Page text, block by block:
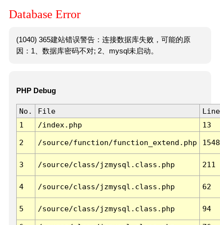
Database Error
(1040) 365建站错误警告：连接数据库失败，可能的原
因：1、数据库密码不对; 2、mysql未启动。
PHP Debug
No. File
Line
1
/index.php 13
2 /source/function/function_extend.php 1548
3 /source/class/jzmysql.class.php 211
4 /source/class/jzmysql.class.php 62
5 /source/class/jzmysql.class.php 94